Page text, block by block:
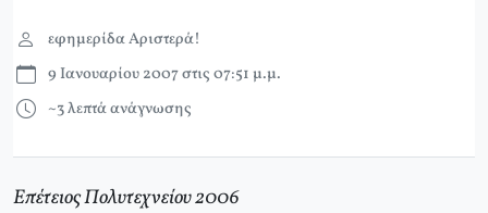
εφημερίδα Αριστερά!
9 Ιανουαρίου 2007 στις 07:51 μ.μ.
~3 λεπτά ανάγνωσης
Επέτειος Πολυτεχνείου 2006